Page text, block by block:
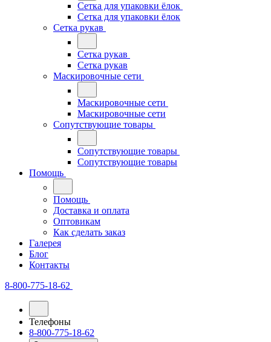
Сетка для упаковки ёлок
Сетка для упаковки ёлок
Сетка рукав
Сетка рукав
Сетка рукав
Маскировочные сети
Маскировочные сети
Маскировочные сети
Сопутствующие товары
Сопутствующие товары
Сопутствующие товары
Помощь
Помощь
Доставка и оплата
Оптовикам
Как сделать заказ
Галерея
Блог
Контакты
8-800-775-18-62
Телефоны
8-800-775-18-62